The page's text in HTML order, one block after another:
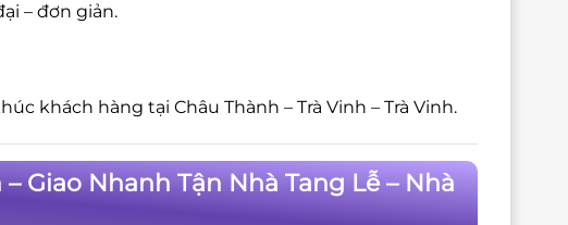
– đơn giản.
khách hàng tại Châu Thành – Trà Vinh – Trà Vinh.
Giao Nhanh Tận Nhà Tang Lễ – Nhà